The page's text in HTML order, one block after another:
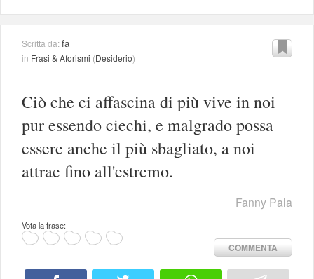
Scritta da:fa
in Frasi & Aforismi (Desiderio)
Ciò che ci affascina di più vive in noi
pur essendo ciechi, e malgrado possa
essere anche il più sbagliato, a noi
attrae fino all'estremo.
Fanny Pala
Vota la frase:
COMMENTA